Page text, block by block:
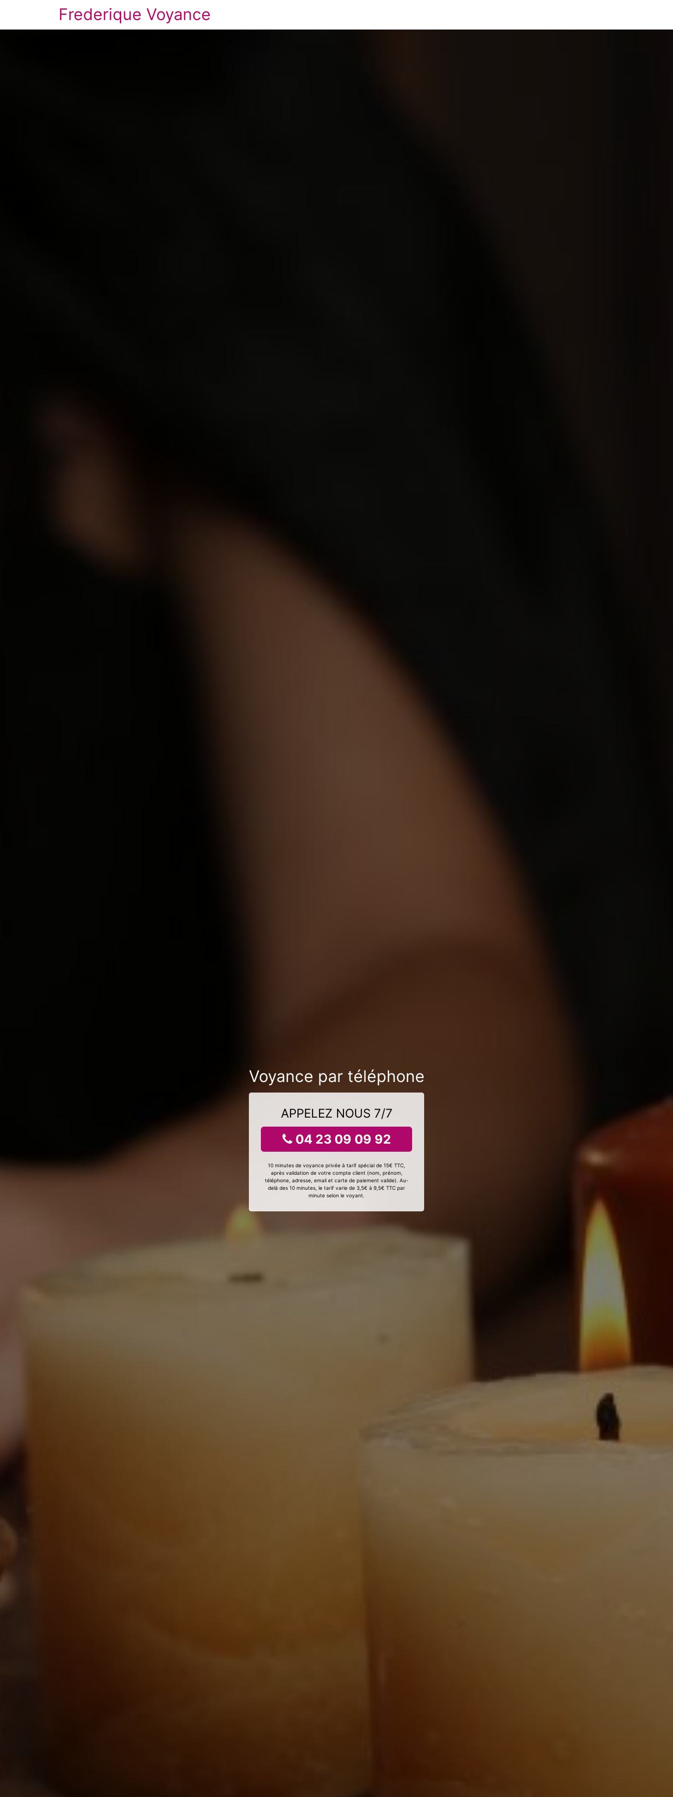
Frederique Voyance
Voyance par téléphone
APPELEZ NOUS 7/7
04 23 09 09 92
10 minutes de voyance privée à tarif spécial de 15€ TTC,
après validation de votre compte client (nom, prénom,
téléphone, adresse, email et carte de paiement valide). Au-
delà des 10 minutes, le tarif varie de 3,5€ à 9,5€ TTC par
minute selon le voyant.